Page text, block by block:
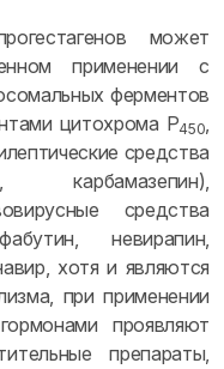
может
применении с
ферментов
цитохрома Р450,
средства
карбамазепин),
средства
невирапин,
хотя и являются
при применении
проявляют
препараты,